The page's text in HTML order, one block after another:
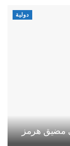
دولية
مضيق هرمز